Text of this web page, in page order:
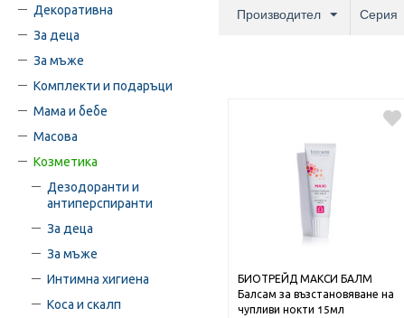
Декоративна
За деца
За мъже
Комплекти и подаръци
Мама и бебе
Масова
Козметика
Дезодоранти и
антиперспиранти
За деца
За мъже
Интимна хигиена
Коса и скалп
Производител Серия
БИОТРЕЙД МАКСИ БАЛМ
Балсам за възстановяване на
чупливи нокти 15мл